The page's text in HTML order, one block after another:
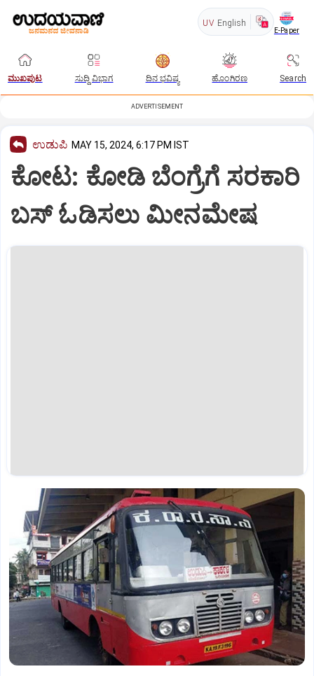
UV English
E-Paper
ಮುಖಪುಟ ಸುದ್ದಿ ವಿಭಾಗ ದಿನ ಭವಿಷ್ಯ ಹೊಂಗಿರಣ Search
ADVERTISEMENT
ಉಡುಪಿ MAY 15, 2024, 6:17 PM IST
ಕೋಟ: ಕೋಡಿ ಬೆಂಗ್ರೆಗೆ ಸರಕಾರಿ
ಬಸ್‌ ಓಡಿಸಲು ಮೀನಮೇಷ